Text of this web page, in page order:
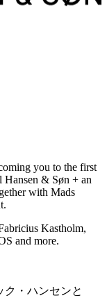
you to the first
Hansen & Søn + an
with Mads
Kastholm,
and more.
ク・ハンセンと